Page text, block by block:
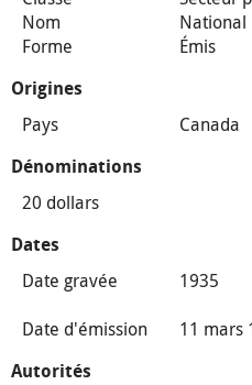
Nom
National
Forme
Émis
Origines
Pays Canada
Dénominations
20 dollars
Dates
Date gravée
1935
Date d'émission
11 mars
Autorités